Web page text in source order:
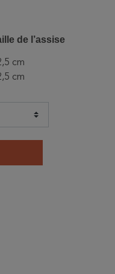
de l’assise
cm
cm